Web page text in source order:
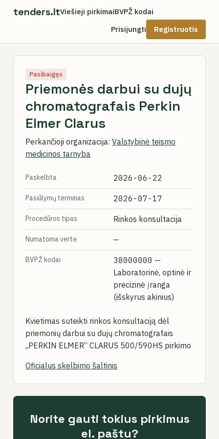
tenders.ltViešieji pirkimaiBVPŽ kodai
Prisijungti
Registruotis
Pasibaigęs
Priemonės darbui su dujų
chromatografais Perkin
Elmer Clarus
Perkančioji organizacija:Valstybinė teismo
medicinos tarnyba
Paskelbta 2026-06-22
Pasiūlymų terminas 2026-07-17
Procedūros tipas Rinkos konsultacija
Numatoma vertė —
BVPŽ kodai 38000000 —
Laboratorinė, optinė ir
precizinė įranga
(išskyrus akinius)
Kvietimas suteikti rinkos konsultaciją dėl
priemonių darbui su dujų chromatografais
,,PERKIN ELMER“ CLARUS 500/590HS pirkimo
Oficialus skelbimo šaltinis
Norite gauti tokius pirkimus
el. paštu?